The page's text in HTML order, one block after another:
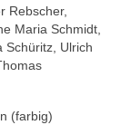
Rebscher,
Maria Schmidt,
Schüritz, Ulrich
(farbig)